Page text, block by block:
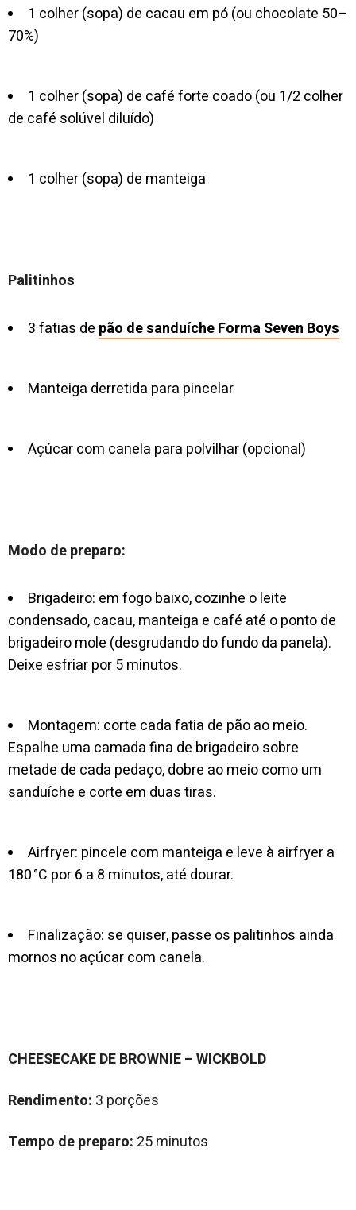
1 colher (sopa) de cacau em pó (ou chocolate 50–
70%)
1 colher (sopa) de café forte coado (ou 1/2 colher
de café solúvel diluído)
1 colher (sopa) de manteiga
Palitinhos
3 fatias de pão de sanduíche Forma Seven Boys
Manteiga derretida para pincelar
Açúcar com canela para polvilhar (opcional)
Modo de preparo:
Brigadeiro: em fogo baixo, cozinhe o leite
condensado, cacau, manteiga e café até o ponto de
brigadeiro mole (desgrudando do fundo da panela).
Deixe esfriar por 5 minutos.
Montagem: corte cada fatia de pão ao meio.
Espalhe uma camada fina de brigadeiro sobre
metade de cada pedaço, dobre ao meio como um
sanduíche e corte em duas tiras.
Airfryer: pincele com manteiga e leve à airfryer a
180 °C por 6 a 8 minutos, até dourar.
Finalização: se quiser, passe os palitinhos ainda
mornos no açúcar com canela.
CHEESECAKE DE BROWNIE – WICKBOLD
Rendimento: 3 porções
Tempo de preparo: 25 minutos